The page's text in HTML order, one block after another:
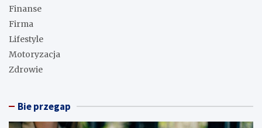
Finanse
Firma
Lifestyle
Motoryzacja
Zdrowie
Bie przegap